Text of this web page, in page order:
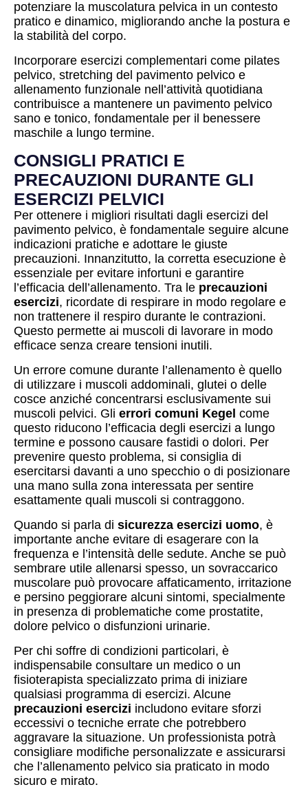
potenziare la muscolatura pelvica in un contesto
pratico e dinamico, migliorando anche la postura e
la stabilità del corpo.
Incorporare esercizi complementari come pilates
pelvico, stretching del pavimento pelvico e
allenamento funzionale nell’attività quotidiana
contribuisce a mantenere un pavimento pelvico
sano e tonico, fondamentale per il benessere
maschile a lungo termine.
CONSIGLI PRATICI E
PRECAUZIONI DURANTE GLI
ESERCIZI PELVICI
Per ottenere i migliori risultati dagli esercizi del
pavimento pelvico, è fondamentale seguire alcune
indicazioni pratiche e adottare le giuste
precauzioni. Innanzitutto, la corretta esecuzione è
essenziale per evitare infortuni e garantire
l’efficacia dell’allenamento. Tra le precauzioni
esercizi, ricordate di respirare in modo regolare e
non trattenere il respiro durante le contrazioni.
Questo permette ai muscoli di lavorare in modo
efficace senza creare tensioni inutili.
Un errore comune durante l’allenamento è quello
di utilizzare i muscoli addominali, glutei o delle
cosce anziché concentrarsi esclusivamente sui
muscoli pelvici. Gli errori comuni Kegel come
questo riducono l’efficacia degli esercizi a lungo
termine e possono causare fastidi o dolori. Per
prevenire questo problema, si consiglia di
esercitarsi davanti a uno specchio o di posizionare
una mano sulla zona interessata per sentire
esattamente quali muscoli si contraggono.
Quando si parla di sicurezza esercizi uomo, è
importante anche evitare di esagerare con la
frequenza e l’intensità delle sedute. Anche se può
sembrare utile allenarsi spesso, un sovraccarico
muscolare può provocare affaticamento, irritazione
e persino peggiorare alcuni sintomi, specialmente
in presenza di problematiche come prostatite,
dolore pelvico o disfunzioni urinarie.
Per chi soffre di condizioni particolari, è
indispensabile consultare un medico o un
fisioterapista specializzato prima di iniziare
qualsiasi programma di esercizi. Alcune
precauzioni esercizi includono evitare sforzi
eccessivi o tecniche errate che potrebbero
aggravare la situazione. Un professionista potrà
consigliare modifiche personalizzate e assicurarsi
che l’allenamento pelvico sia praticato in modo
sicuro e mirato.